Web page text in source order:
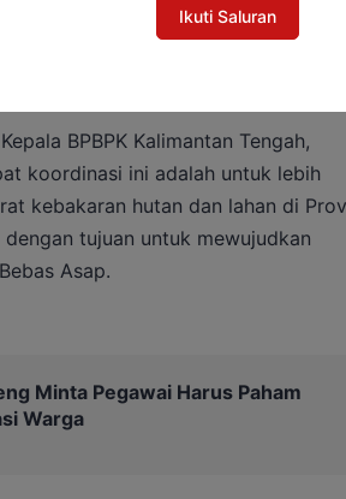
udara, upaya waterbombing, dan
beserta sarana dan prasarana
hutan dan lahan, ujarnya.
BPBPK Kalimantan Tengah,
koordinasi ini adalah untuk lebih
kebakaran hutan dan lahan di
tujuan untuk mewujudkan
Asap.
Minta Pegawai Harus Paham
Warga
Ikuti Saluran